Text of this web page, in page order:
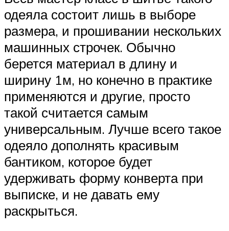
одеяла состоит лишь в выборе
размера, и прошивании нескольких
машинных строчек. Обычно
берется материал в длину и
ширину 1м, но конечно в практике
применяются и другие, просто
такой считается самым
универсальным. Лучше всего такое
одеяло дополнять красивым
бантиком, которое будет
удерживать форму конверта при
выписке, и не давать ему
раскрыться.